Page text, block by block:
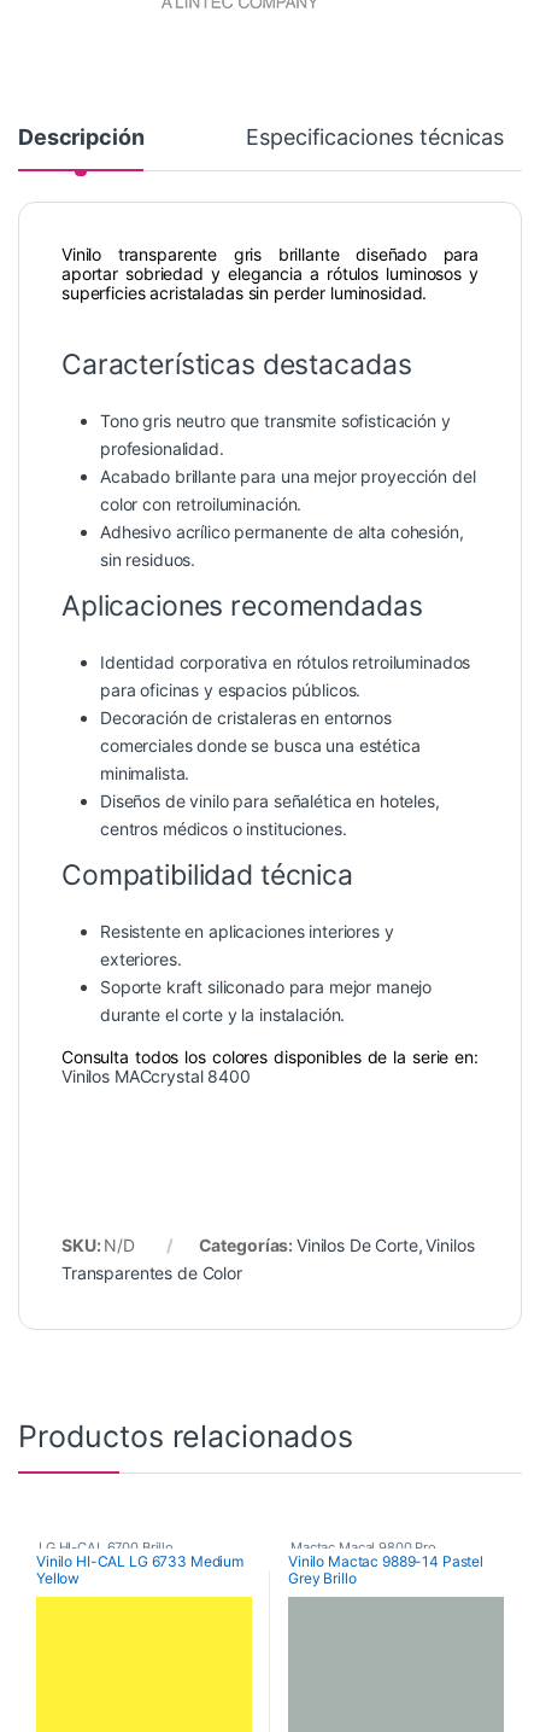
Descripción Especificaciones técnicas
Vinilo transparente gris brillante diseñado para
aportar sobriedad y elegancia a rótulos luminosos y
superficies acristaladas sin perder luminosidad.
Características destacadas
Tono gris neutro que transmite sofisticación y
profesionalidad.
Acabado brillante para una mejor proyección del
color con retroiluminación.
Adhesivo acrílico permanente de alta cohesión,
sin residuos.
Aplicaciones recomendadas
Identidad corporativa en rótulos retroiluminados
para oficinas y espacios públicos.
Decoración de cristaleras en entornos
comerciales donde se busca una estética
minimalista.
Diseños de vinilo para señalética en hoteles,
centros médicos o instituciones.
Compatibilidad técnica
Resistente en aplicaciones interiores y
exteriores.
Soporte kraft siliconado para mejor manejo
durante el corte y la instalación.
Consulta todos los colores disponibles de la serie en:
Vinilos MACcrystal 8400
SKU: N/D Categorías: Vinilos De Corte,Vinilos
Transparentes de Color
Productos relacionados
LG HI-CAL 6700 Brillo
Poliméricos
Vinilo HI-CAL LG 6733 Medium
Yellow
Mactac Macal 9800 Pro
Poliméricos
Vinilo Mactac 9889-14 Pastel
Grey Brillo